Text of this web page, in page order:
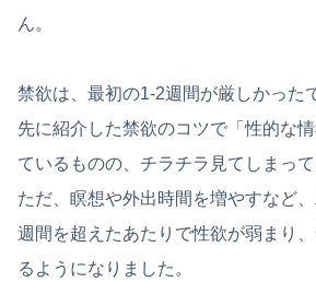
ん。
禁欲は、最初の1-2週間が厳しかった
先に紹介した禁欲のコツで「性的な
ているものの、チラチラ見てしまって
ただ、瞑想や外出時間を増やすなど
週間を超えたあたりで性欲が弱まり
るようになりました。